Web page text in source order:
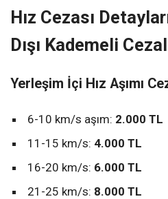
Hız Cezası
Dışı Kademeli
Yerleşim İçi Hız Aşımı
6-10 km/s aşım: 2.000 TL
11-15 km/s: 4.000 TL
16-20 km/s: 6.000 TL
21-25 km/s: 8.000 TL